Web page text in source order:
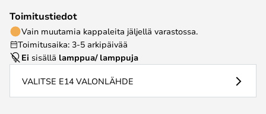
Toimitustiedot
Vain muutamia kappaleita jäljellä varastossa.
Toimitusaika: 3-5 arkipäivää
Ei sisällä lamppua/ lamppuja
VALITSE E14 VALONLÄHDE